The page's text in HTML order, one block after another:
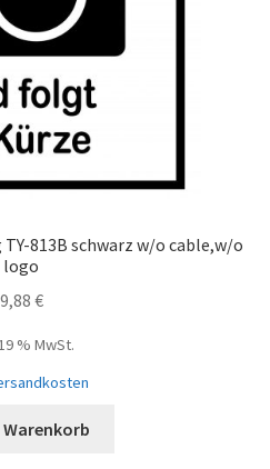
813B schwarz w/o cable,w/o
logo
9,88 €
% MwSt.
Warenkorb